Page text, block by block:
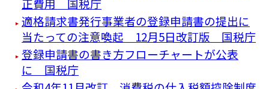
正費用 国税庁
適格請求書発行事業者の登録申請書の提出に
当たっての注意喚起 12月5日改訂版 国税庁
登録申請書の書き方フローチャートが公表
に 国税庁